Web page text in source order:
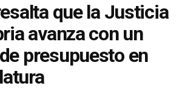
que la Justicia
avanza con un
presupuesto en